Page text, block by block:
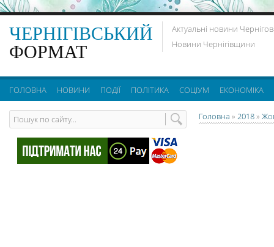
ЧЕРНІГІВСЬКИЙ
ФОРМАТ
Актуальні новини
Новини Чернігівщини
ГОЛОВНА НОВИНИ ПОДІЇ ПОЛІТИКА СОЦІУМ ЕКОНОМІКА
Головна » 2018»